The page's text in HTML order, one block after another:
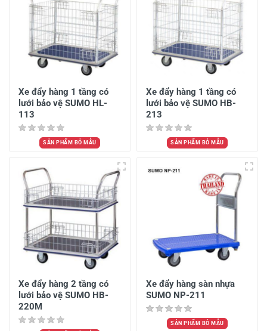
Xe đẩy hàng 1 tầng có
lưới bảo vệ SUMO HL-
113
SẢN PHẨM BỎ MẪU
Xe đẩy hàng 1 tầng có
lưới bảo vệ SUMO HB-
213
SẢN PHẨM BỎ MẪU
Xe đẩy hàng 2 tầng có
lưới bảo vệ SUMO HB-
220M
Xe đẩy hàng sàn nhựa
SUMO NP-211
SẢN PHẨM BỎ MẪU